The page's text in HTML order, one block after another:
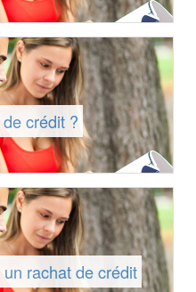
crédit ?
rachat de crédit